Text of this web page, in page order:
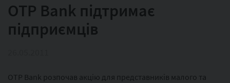
OTP Bank підтримає
підприємців
OTP Bank розпочав акцію для представників малого та